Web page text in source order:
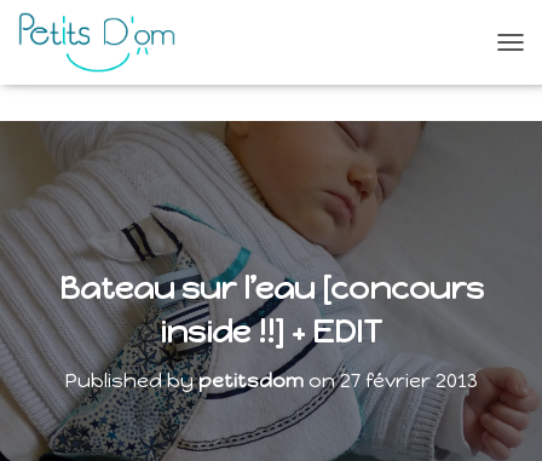
U
N
A
V
Bateau sur l’eau [concours
inside !!] + EDIT
Published bypetitsdomon27 février 2013